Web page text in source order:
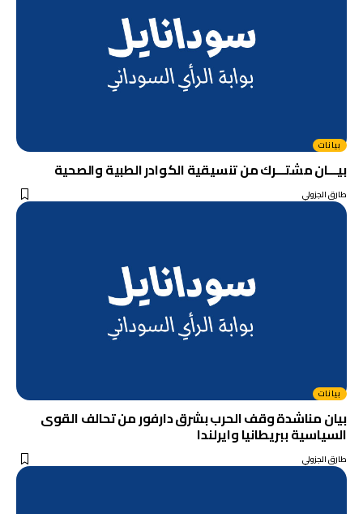
بيانات
بيـــان مشتـــرك من تنسيقية الكوادر الطبية والصحية
طارق الجزولي
بيانات
بيان مناشدة وقف الحرب بشرق دارفور من تحالف القوى
السياسية ببريطانيا وايرلندا
طارق الجزولي